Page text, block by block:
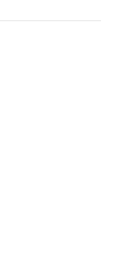
جامع